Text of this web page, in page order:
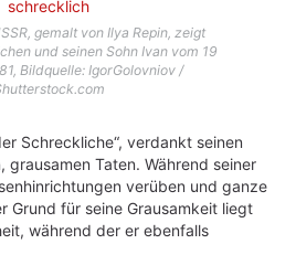
gemalt von Ilya Repin, zeigt
und seinen Sohn Ivan vom 19
Bildquelle: IgorGolovniov /
Schreckliche“, verdankt seinen
grausamen Taten. Während seiner
verüben und ganze
Grund für seine Grausamkeit liegt
während der er ebenfalls